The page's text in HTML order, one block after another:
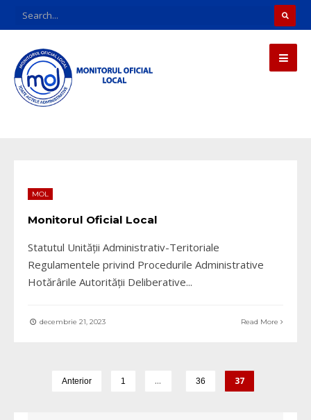
MOL
Monitorul Oficial Local
Statutul Unității Administrativ-Teritoriale
Regulamentele privind Procedurile Administrative
Hotărârile Autorității Deliberative...
decembrie 21, 2023 Read More
Anterior 1 … 36 37